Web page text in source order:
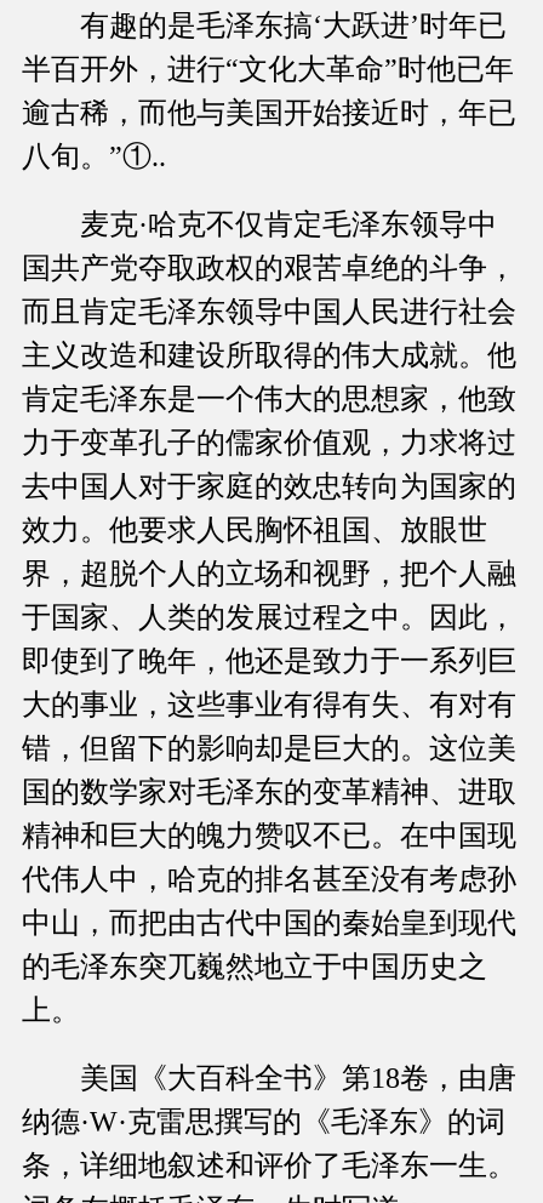
有趣的是毛泽东搞‘大跃进’时年已
半百开外，进行“文化大革命”时他已年
逾古稀，而他与美国开始接近时，年已
八旬。”①..
麦克·哈克不仅肯定毛泽东领导中
国共产党夺取政权的艰苦卓绝的斗争，
而且肯定毛泽东领导中国人民进行社会
主义改造和建设所取得的伟大成就。他
肯定毛泽东是一个伟大的思想家，他致
力于变革孔子的儒家价值观，力求将过
去中国人对于家庭的效忠转向为国家的
效力。他要求人民胸怀祖国、放眼世
界，超脱个人的立场和视野，把个人融
于国家、人类的发展过程之中。因此，
即使到了晚年，他还是致力于一系列巨
大的事业，这些事业有得有失、有对有
错，但留下的影响却是巨大的。这位美
国的数学家对毛泽东的变革精神、进取
精神和巨大的魄力赞叹不已。在中国现
代伟人中，哈克的排名甚至没有考虑孙
中山，而把由古代中国的秦始皇到现代
的毛泽东突兀巍然地立于中国历史之
上。
美国《大百科全书》第18卷，由唐
纳德·W·克雷思撰写的《毛泽东》的词
条，详细地叙述和评价了毛泽东一生。